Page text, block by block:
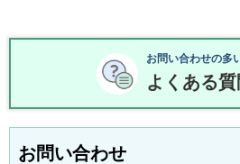
お問い合わせの多
よくある
お問い合わせ